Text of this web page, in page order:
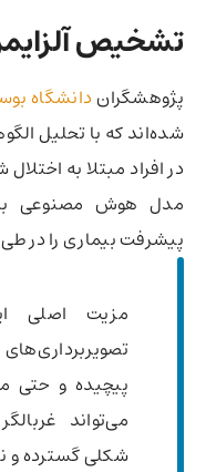
تشخیص
پژوهشگراندانشگاه
شده‌اند که با تحلیل
در افراد مبتلا به
پیشرفت بیماری را در
مزیت اصلی
پیچیده و حتی
می‌تواند
شکلی گسترده و